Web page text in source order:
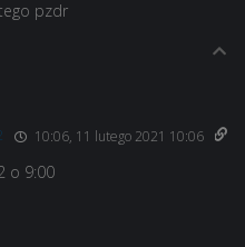
pzdr
10:06, 11 lutego 2021 10:06
o 9:00